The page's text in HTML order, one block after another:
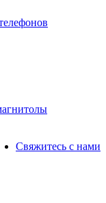
Свяжитесь с нами